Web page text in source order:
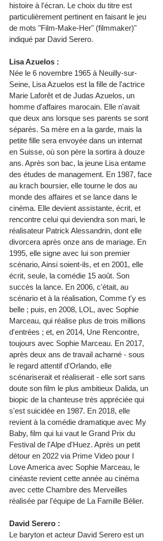
histoire à l'écran. Le choix du titre est
particulièrement pertinent en faisant le jeu
de mots "Film-Make-Her" (filmmaker)"
indiqué par David Serero.
Lisa Azuelos :
Née le 6 novembre 1965 à Neuilly-sur-
Seine, Lisa Azuelos est la fille de l'actrice
Marie Laforêt et de Judas Azuelos, un
homme d'affaires marocain. Elle n'avait
que deux ans lorsque ses parents se sont
séparés. Sa mère en a la garde, mais la
petite fille sera envoyée dans un internat
en Suisse, où son père la sortira à douze
ans. Après son bac, la jeune Lisa entame
des études de management. En 1987, face
au krach boursier, elle tourne le dos au
monde des affaires et se lance dans le
cinéma. Elle devient assistante, écrit, et
rencontre celui qui deviendra son mari, le
réalisateur Patrick Alessandrin, dont elle
divorcera après onze ans de mariage. En
1995, elle signe avec lui son premier
scénario, Ainsi soient-ils, et en 2001, elle
écrit, seule, la comédie 15 août. Son
succès la lance. En 2006, c'était, au
scénario et à la réalisation, Comme t'y es
belle ; puis, en 2008, LOL, avec Sophie
Marceau, qui réalise plus de trois millions
d'entrées ; et, en 2014, Une Rencontre,
toujours avec Sophie Marceau. En 2017,
après deux ans de travail acharné - sous
le regard attentif d'Orlando, elle
scénariserait et réaliserait - elle sort sans
doute son film le plus ambitieux Dalida, un
biopic de la chanteuse très appréciée qui
s'est suicidée en 1987. En 2018, elle
revient à la comédie dramatique avec My
Baby, film qui lui vaut le Grand Prix du
Festival de l'Alpe d'Huez. Après un petit
détour en 2022 via Prime Video pour I
Love America avec Sophie Marceau, le
cinéaste revient cette année au cinéma
avec cette Chambre des Merveilles
réalisée par l'équipe de La Famille Bélier.
David Serero :
Le baryton et acteur David Serero est un